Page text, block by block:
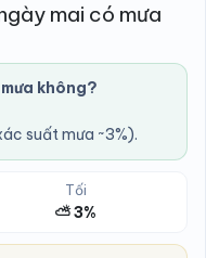
mai có mưa
mưa không?
suất mưa ~3%).
Tối
⛅ 3%